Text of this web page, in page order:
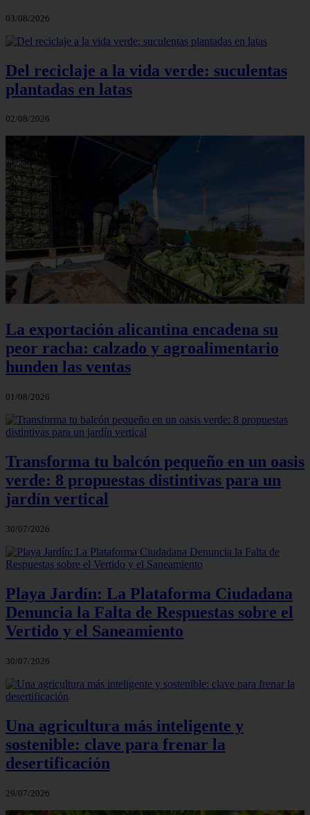
03/08/2026
Del reciclaje a la vida verde: suculentas
plantadas en latas
02/08/2026
La exportación alicantina encadena su
peor racha: calzado y agroalimentario
hunden las ventas
01/08/2026
Transforma tu balcón pequeño en un oasis
verde: 8 propuestas distintivas para un
jardín vertical
30/07/2026
Playa Jardín: La Plataforma Ciudadana
Denuncia la Falta de Respuestas sobre el
Vertido y el Saneamiento
30/07/2026
Una agricultura más inteligente y
sostenible: clave para frenar la
desertificación
29/07/2026